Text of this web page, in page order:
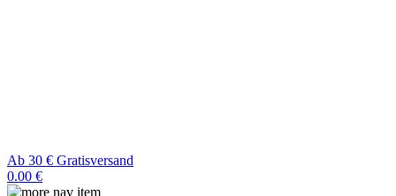
Ab 30 € Gratisversand
0.00 €